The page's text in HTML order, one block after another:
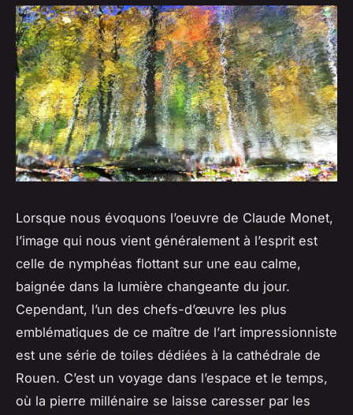
Lorsque nous évoquons l’oeuvre de Claude Monet,
l’image qui nous vient généralement à l’esprit est
celle de nymphéas flottant sur une eau calme,
baignée dans la lumière changeante du jour.
Cependant, l’un des chefs-d’œuvre les plus
emblématiques de ce maître de l’art impressionniste
est une série de toiles dédiées à la cathédrale de
Rouen. C’est un voyage dans l’espace et le temps,
où la pierre millénaire se laisse caresser par les